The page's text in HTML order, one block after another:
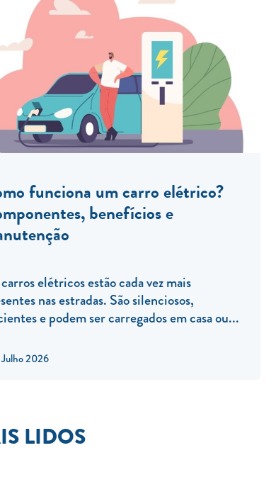
Julho 2026
funciona um carro elétrico?
benefícios e
elétricos estão cada vez mais
nas estradas. São silenciosos,
e podem ser carregados em casa ou...
LIDOS